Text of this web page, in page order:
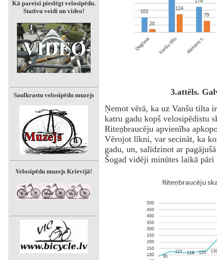
Kā pareizi pieslēgt velosipēdu.
Statīvu veidi un video!
Saulkrastu velosipēdu muzejs
Velosipēdu muzejs Krievijā!
3.attēls.
Ņemot vērā, ka uz Vanšu tilta
katru gadu kopš velosipēdistu
Riteņbraucēju apvienība
Vērojot līkni, var secināt, ka
gadu, un, salīdzinot ar
Šogad vidēji minūtes laikā